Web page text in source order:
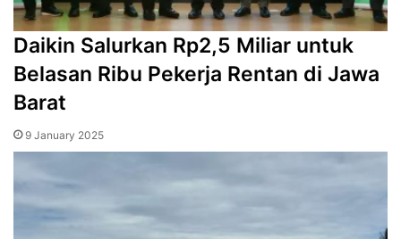
Daikin Salurkan Rp2,5 Miliar untuk
Belasan Ribu Pekerja Rentan di Jawa
Barat
9 January 2025